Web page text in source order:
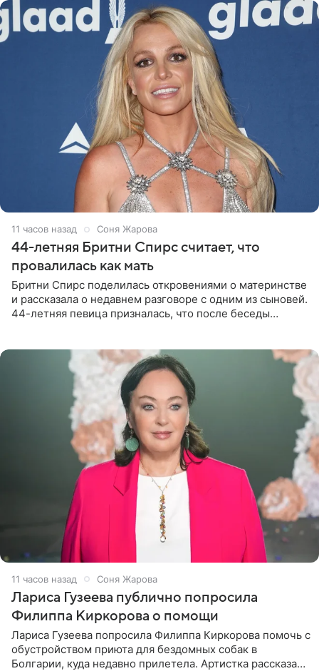
11 часов назад Соня Жарова
44-летняя Бритни Спирс считает, что
провалилась как мать
Бритни Спирс поделилась откровениями о материнстве
и рассказала о недавнем разговоре с одним из сыновей.
44-летняя певица призналась, что после беседы
11 часов назад Соня Жарова
Лариса Гузеева публично попросила
Филиппа Киркорова о помощи
Лариса Гузеева попросила Филиппа Киркорова помочь с
обустройством приюта для бездомных собак в
Болгарии, куда недавно прилетела. Артистка рассказала